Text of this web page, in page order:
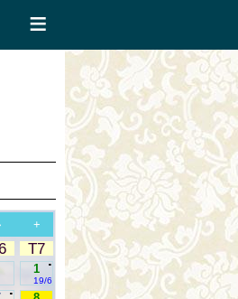
+
T7
.
1
19/6
.